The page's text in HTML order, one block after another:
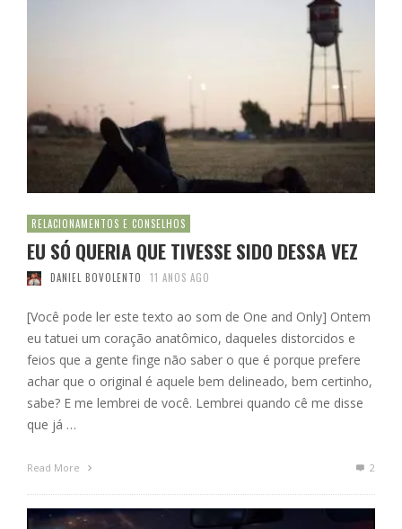
RELACIONAMENTOS E CONSELHOS
EU SÓ QUERIA QUE TIVESSE SIDO DESSA VEZ
DANIEL BOVOLENTO 11 ANOS AGO
[Você pode ler este texto ao som de One and Only] Ontem
eu tatuei um coração anatômico, daqueles distorcidos e
feios que a gente finge não saber o que é porque prefere
achar que o original é aquele bem delineado, bem certinho,
sabe? E me lembrei de você. Lembrei quando cê me disse
que já …
Read More 2